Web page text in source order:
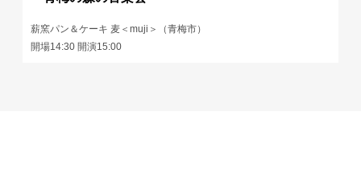
薪窯パン＆ケーキ 麦＜muji＞（青梅市）
開場14:30 開演15:00